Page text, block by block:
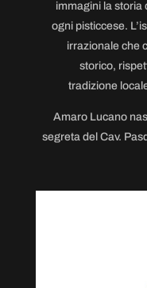
immagini la storia
ogni pisticcese.
irrazionale che
storico,
tradizione
Amaro Lucano
segreta del Cav.